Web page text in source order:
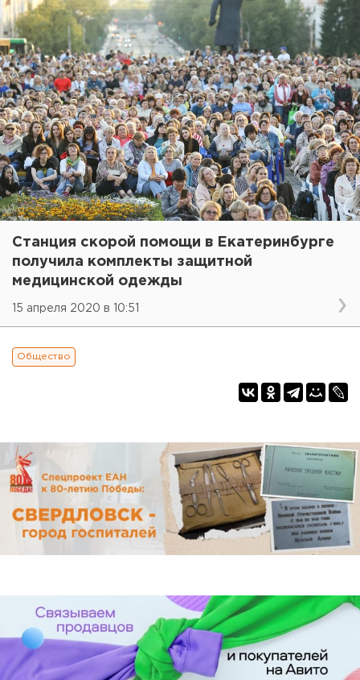
Станция скорой помощи в Екатеринбурге
получила комплекты защитной
медицинской одежды
15 апреля 2020 в 10:51
Общество